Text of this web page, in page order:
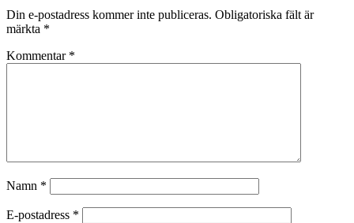
Din e-postadress kommer inte publiceras. Obligatoriska fält är
märkta *
Kommentar *
Namn *
E-postadress *